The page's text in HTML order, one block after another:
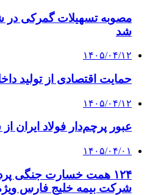
مصوبه تسهیلات گمرکی در
شد
۱۴۰۵/۰۴/۱۲
حمایت اقتصادی از تولید
۱۴۰۵/۰۴/۱۲
عبور پرچم‌دار فولاد ایران
۱۴۰۵/۰۴/۰۱
۱۲۴ همت خسارت جنگی
شرکت بیمه خلیج فارس